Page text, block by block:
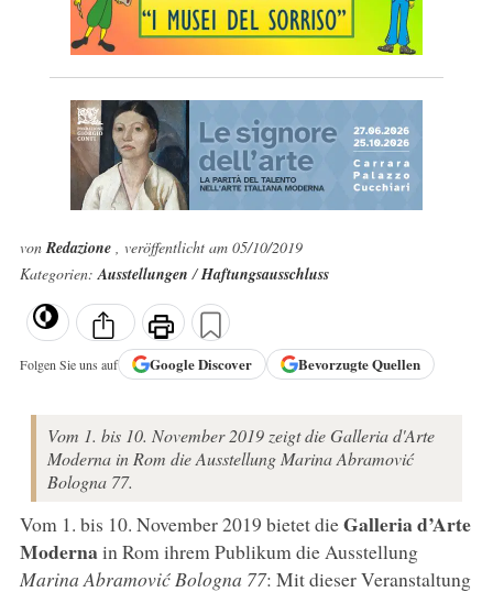
vonRedazione , veröffentlicht am 05/10/2019
Kategorien:Ausstellungen/Haftungsausschluss
Folgen Sie uns auf GoogleDiscover Bevorzugte Quellen
Vom 1. bis 10. November 2019 zeigt die Galleria d'Arte
Moderna in Rom die Ausstellung Marina Abramović
Bologna 77.
Vom 1. bis 10. November 2019 bietet dieGalleria d’Arte
Modernain Rom ihrem Publikum die Ausstellung
Marina Abramović Bologna 77: Mit dieser Veranstaltung